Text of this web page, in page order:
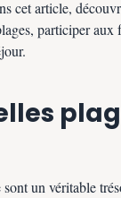
cet article,
participer aux
un véritable